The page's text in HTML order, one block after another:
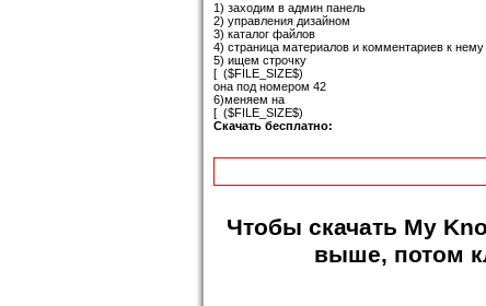
1) заходим в админ панель
2) управления дизайном
3) каталог файлов
4) страница материалов и комментариев к нему
5) ищем строчку
[ ($FILE_SIZE$)
она под номером 42
6)меняем на
[ ($FILE_SIZE$)
Скачать бесплатно:
Чтобы скачать My
выше, потом